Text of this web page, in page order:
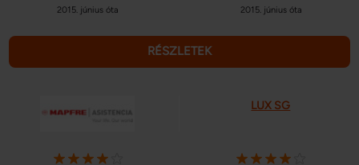
2015. június óta 2015. június óta
RÉSZLETEK
LUX SG